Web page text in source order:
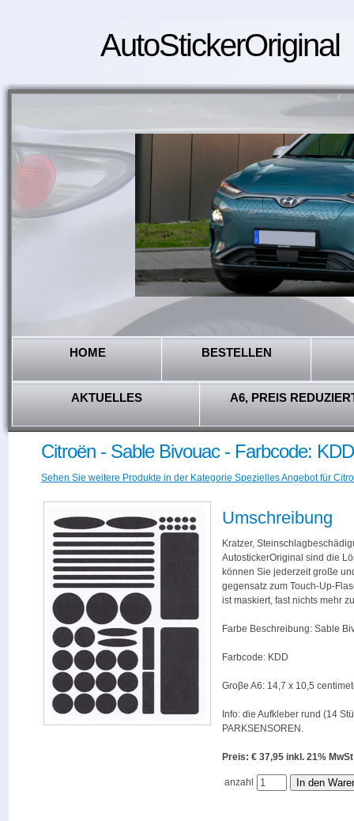
AutoStickerOriginal
HOME BESTELLEN
AKTUELLES A6, PREIS
Citroën - Sable Bivouac - Farbcode: KDD
Sehen Sie weitere Produkte in der Kategorie Spezielles Angebot für
Umschreibung
Kratzer,
AutostickerOriginal sind die
können Sie jederzeit große
gegensatz zum Touch-Up-
ist maskiert, fast nichts mehr
Farbe Beschreibung: Sable
Farbcode: KDD
Groβe A6: 14,7 x 10,5
Info: die Aufkleber rund (14
PARKSENSOREN.
Preis: € 37,95 inkl. 21%
anzahl